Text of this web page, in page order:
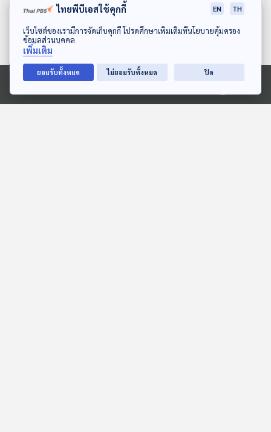
ดาวน์โหลด Thai PBS Podcast Application
Ⓒ 2020 องค์การกระจายเสียงและแพร่ภาพสาธารณะแห่งประเทศไทย
ไทยพีบีเอสใช้คุกกี้ EN TH
เว็บไซต์ของเรามีการจัดเก็บคุกกี้ โปรดศึกษาเพิ่มเติมที่นโยบายคุ้มครอง
ข้อมูลส่วนบุคคล
เพิ่มเติม
ยอมรับทั้งหมด ไม่ยอมรับทั้งหมด ปิด